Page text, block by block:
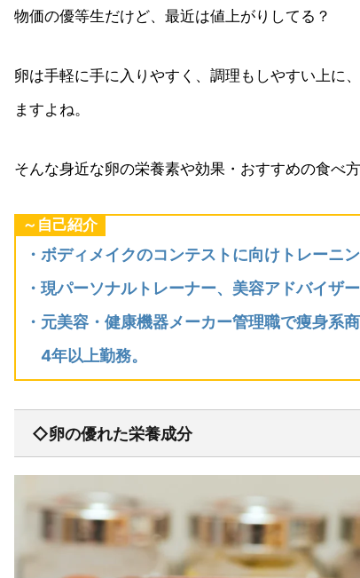
物価の優等生だけど、最近は値上がりしてる？
卵は手軽に手に入りやすく、調理もしやすい上に
ますよね。
そんな身近な卵の栄養素や効果・おすすめの食べ
～自己紹介
・ボディメイクのコンテストに向けトレーニ
・現パーソナルトレーナー、美容アドバイザー
・元美容・健康機器メーカー管理職で痩身系
4年以上勤務。
◇卵の優れた栄養成分